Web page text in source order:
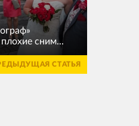
сним...
СТАТЬЯ